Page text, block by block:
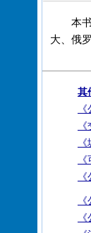
本
大、俄
其